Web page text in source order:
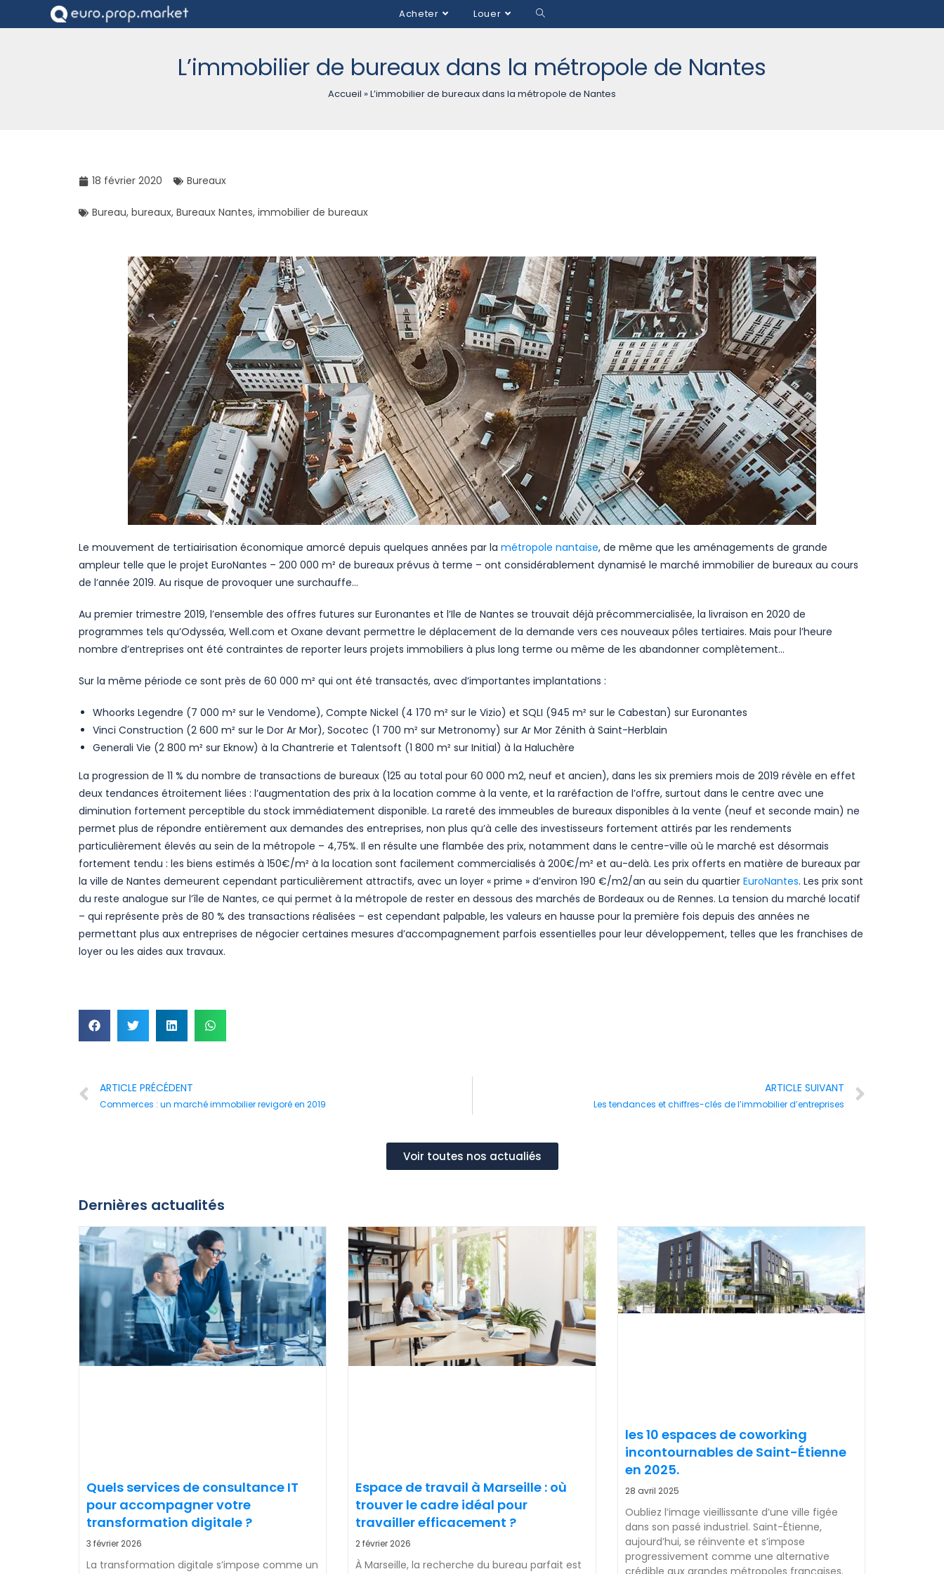
Acheter Louer
L’immobilier de bureaux dans la métropole de Nantes
Accueil »L’immobilier de bureaux dans la métropole de Nantes
18 février 2020 Bureaux
Bureau, bureaux, Bureaux Nantes, immobilier de bureaux
Le mouvement de tertiairisation économique amorcé depuis quelques années par la métropole nantaise, de même que les aménagements de grande
ampleur telle que le projet EuroNantes – 200 000 m² de bureaux prévus à terme – ont considérablement dynamisé le marché immobilier de bureaux au cours
de l’année 2019. Au risque de provoquer une surchauffe…
Au premier trimestre 2019, l’ensemble des offres futures sur Euronantes et l’Ile de Nantes se trouvait déjà précommercialisée, la livraison en 2020 de
programmes tels qu’Odysséa, Well.com et Oxane devant permettre le déplacement de la demande vers ces nouveaux pôles tertiaires. Mais pour l’heure
nombre d’entreprises ont été contraintes de reporter leurs projets immobiliers à plus long terme ou même de les abandonner complètement…
Sur la même période ce sont près de 60 000 m² qui ont été transactés, avec d’importantes implantations :
Whoorks Legendre (7 000 m² sur le Vendome), Compte Nickel (4 170 m² sur le Vizio) et SQLI (945 m² sur le Cabestan) sur Euronantes
Vinci Construction (2 600 m² sur le Dor Ar Mor), Socotec (1 700 m² sur Metronomy) sur Ar Mor Zénith à Saint-Herblain
Generali Vie (2 800 m² sur Eknow) à la Chantrerie et Talentsoft (1 800 m² sur Initial) à la Haluchère
La progression de 11 % du nombre de transactions de bureaux (125 au total pour 60 000 m2, neuf et ancien), dans les six premiers mois de 2019 révèle en effet
deux tendances étroitement liées : l’augmentation des prix à la location comme à la vente, et la raréfaction de l’offre, surtout dans le centre avec une
diminution fortement perceptible du stock immédiatement disponible. La rareté des immeubles de bureaux disponibles à la vente (neuf et seconde main) ne
permet plus de répondre entièrement aux demandes des entreprises, non plus qu’à celle des investisseurs fortement attirés par les rendements
particulièrement élevés au sein de la métropole – 4,75%. Il en résulte une flambée des prix, notamment dans le centre-ville où le marché est désormais
fortement tendu : les biens estimés à 150€/m² à la location sont facilement commercialisés à 200€/m² et au-delà. Les prix offerts en matière de bureaux par
la ville de Nantes demeurent cependant particulièrement attractifs, avec un loyer « prime » d’environ 190 €/m2/an au sein du quartier EuroNantes. Les prix sont
du reste analogue sur l’île de Nantes, ce qui permet à la métropole de rester en dessous des marchés de Bordeaux ou de Rennes. La tension du marché locatif
– qui représente près de 80 % des transactions réalisées – est cependant palpable, les valeurs en hausse pour la première fois depuis des années ne
permettant plus aux entreprises de négocier certaines mesures d’accompagnement parfois essentielles pour leur développement, telles que les franchises de
loyer ou les aides aux travaux.
ARTICLE PRÉCÉDENT
Commerces : un marché immobilier revigoré en 2019
ARTICLE SUIVANT
Les tendances et chiffres-clés de l’immobilier d’entreprises
Voir toutes nos actualiés
Dernières actualités
Quels services de consultance IT
pour accompagner votre
transformation digitale ?
3 février 2026
La transformation digitale s’impose comme un
Espace de travail à Marseille : où
trouver le cadre idéal pour
travailler efficacement ?
2 février 2026
À Marseille, la recherche du bureau parfait est
les 10 espaces de coworking
incontournables de Saint-Étienne
en 2025.
28 avril 2025
Oubliez l’image vieillissante d’une ville figée
dans son passé industriel. Saint-Étienne,
aujourd’hui, se réinvente et s’impose
progressivement comme une alternative